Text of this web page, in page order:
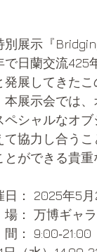
別展示『
で日蘭交流425
発展してきた
本展示会では
ペシャルなオ
て協力し合う
とができる貴重
日： 2025年5
場： 万博ギャ
間： 9:00‐21:00